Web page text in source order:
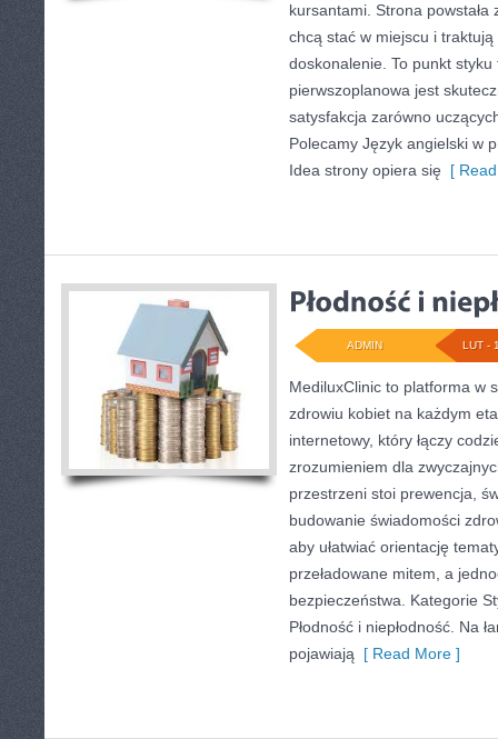
kursantami. Strona
chcą stać w miejscu i traktują
doskonalenie. To punkt
pierwszoplanowa jest
satysfakcja zarówno
Polecamy Język angielski w
Idea strony opiera się [
LUT -
ADMIN
MediluxClinic to platforma w
zdrowiu kobiet na każdym
internetowy, który łączy
zrozumieniem dla
przestrzeni stoi prewencja,
budowanie świadomości
aby ułatwiać orientację
przeładowane mitem, a
bezpieczeństwa. Kategorie
Płodność i niepłodność. Na
pojawiają [ Read More ]